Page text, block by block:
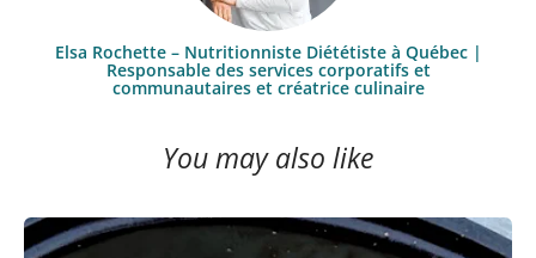
Elsa Rochette – Nutritionniste Diététiste à Québec |
Responsable des services corporatifs et
communautaires et créatrice culinaire
You may also like